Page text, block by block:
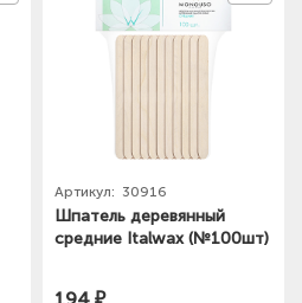
Артикул: 30916
Шпатель деревянный
средние Italwax (№100шт)